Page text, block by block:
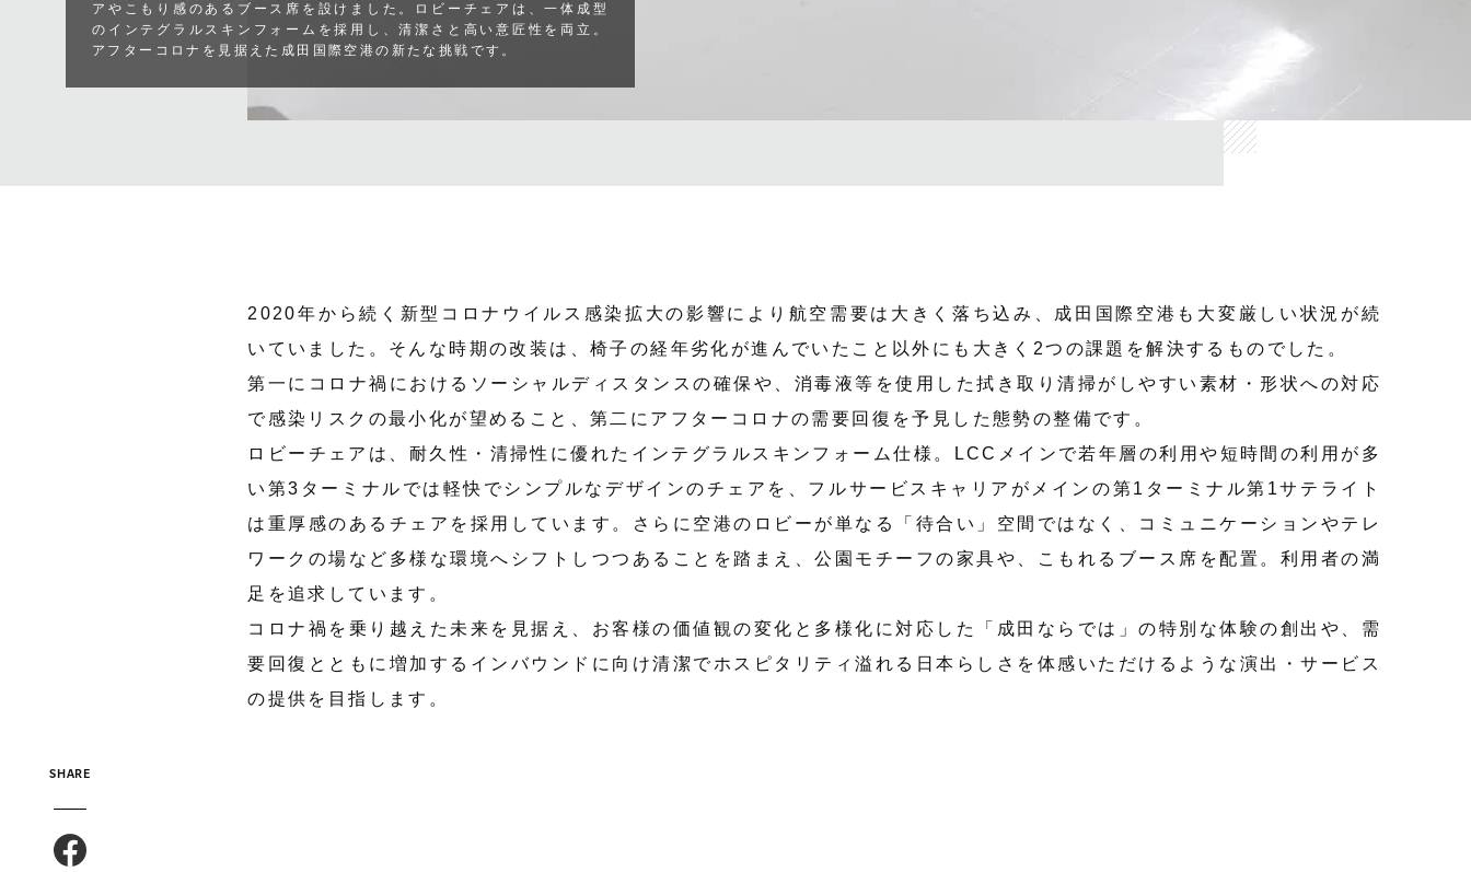
アやこもり感のあるブース席を設けました。ロビーチェアは、一体成型
のインテグラルスキンフォームを採用し、清潔さと高い意匠性を両立。
アフターコロナを見据えた成田国際空港の新たな挑戦です。
2020年から続く新型コロナウイルス感染拡大の影響により航空需要は大きく落ち込み、成田国際空港も大変厳しい状況が続
いていました。そんな時期の改装は、椅子の経年劣化が進んでいたこと以外にも大きく2つの課題を解決するものでした。
第一にコロナ禍におけるソーシャルディスタンスの確保や、消毒液等を使用した拭き取り清掃がしやすい素材・形状への対応
で感染リスクの最小化が望めること、第二にアフターコロナの需要回復を予見した態勢の整備です。
ロビーチェアは、耐久性・清掃性に優れたインテグラルスキンフォーム仕様。LCCメインで若年層の利用や短時間の利用が多
い第3ターミナルでは軽快でシンプルなデザインのチェアを、フルサービスキャリアがメインの第1ターミナル第1サテライト
は重厚感のあるチェアを採用しています。さらに空港のロビーが単なる「待合い」空間ではなく、コミュニケーションやテレ
ワークの場など多様な環境へシフトしつつあることを踏まえ、公園モチーフの家具や、こもれるブース席を配置。利用者の満
足を追求しています。
コロナ禍を乗り越えた未来を見据え、お客様の価値観の変化と多様化に対応した「成田ならでは」の特別な体験の創出や、需
要回復とともに増加するインバウンドに向け清潔でホスピタリティ溢れる日本らしさを体感いただけるような演出・サービス
の提供を目指します。
SHARE